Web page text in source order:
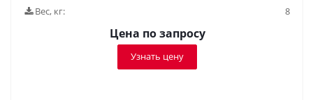
Вес, кг:
8
Цена по запросу
Узнать цену